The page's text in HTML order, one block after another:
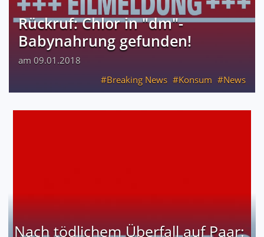
Rückruf: Chlor in "dm"-
Babynahrung gefunden!
am 09.01.2018
Breaking News
Konsum News
Nach tödlichem Überfall auf Paar: